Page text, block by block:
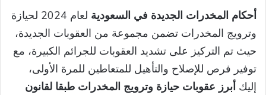
أحكام المخدرات الجديدة في السعودية
لعام 2024 لحيازة
وترويج المخدرات تضمن مجموعة من العقوبات الجديدة،
حيث تم التركيز على تشديد العقوبات للجرائم الكبيرة، مع
توفير فرص للإصلاح والتأهيل للمتعاطين للمرة الأولى،
إليك أبرز عقوبات حيازة وترويج المخدرات طبقا لقانون